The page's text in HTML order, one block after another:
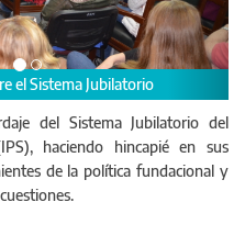
el Sistema Jubilatorio
del Sistema Jubilatorio del
haciendo hincapié en sus
de la política fundacional y